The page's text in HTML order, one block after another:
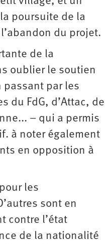
poursuite de la
du projet.
de la
oublier le soutien
passant par les
du FdG, d’Attac, de
– qui a permis
à noter également
en opposition à
les
sont en
contre l’état
de la nationalité